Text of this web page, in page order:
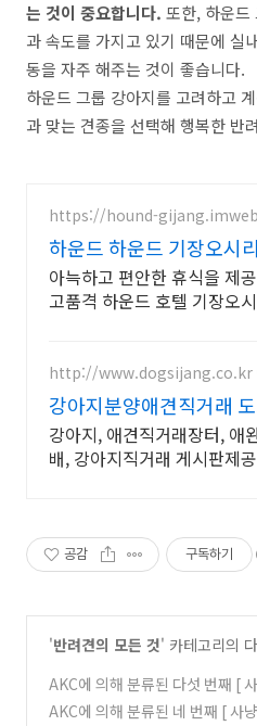
는 것이 중요합니다. 또한, 하운드
과 속도를 가지고 있기 때문에 실
동을 자주 해주는 것이 좋습니다.
하운드 그룹 강아지를 고려하고
과 맞는 견종을 선택해 행복한 반
https://hound-
하운드 하운드 기장오시
휘트니스센터 무료이용
아늑하고 편안한 휴식을 제
고품격 하운드 호텔 기장오
비스를 누려보세요.
http://www.dogsijang.co.kr
강아지분양애견직거래
강아지, 애견직거래장터, 애
배, 강아지직거래 게시판제
공감 구독하기
'반려견의 모든 것' 카테고리의
AKC에 의해 분류된 다섯 번째 [
AKC에 의해 분류된 네 번째 [ 사